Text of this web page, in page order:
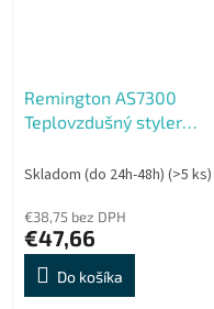
Remington AS7300
Teplovzdušný styler
Style
Skladom (do 24h-48h) (>5 ks)
€38,75 bez DPH
€47,66
Do košíka